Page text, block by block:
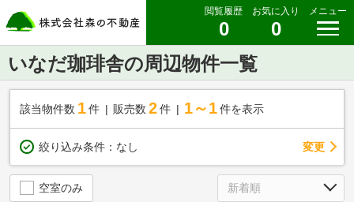
閲覧履歴
0
お気に入り
0
メニュー
いなだ珈琲舎の周辺物件一覧
該当物件数 1件 販売数 2 件 1～1 件を表示
絞り込み条件： なし 変更
空室のみ